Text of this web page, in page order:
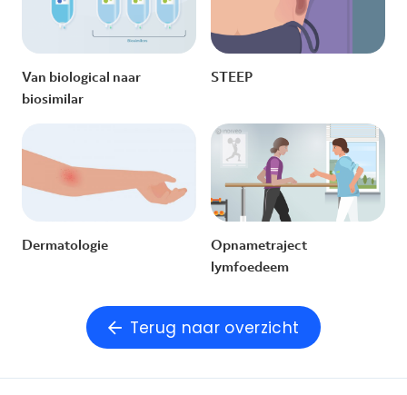
Van biological naar
biosimilar
STEEP
Dermatologie
Opnametraject
lymfoedeem
Terug naar overzicht